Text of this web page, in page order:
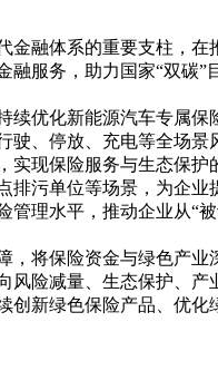
融体系的重要支柱，
服务，助力国家“双
优化新能源汽车专属
、停放、充电等全场
现保险服务与生态保护
污单位等场景，为企
理水平，推动企业从“
将保险资金与绿色产
险减量、生态保护、产
新绿色保险产品、优